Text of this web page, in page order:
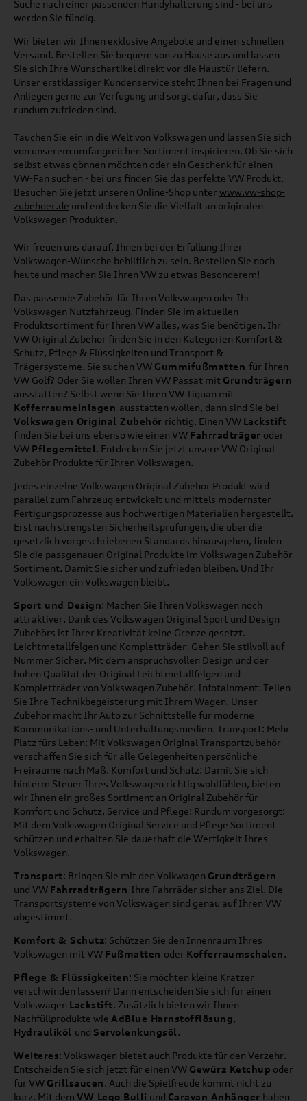
Suche nach einer passenden Handyhalterung sind - bei uns
werden Sie fündig.
Wir bieten wir Ihnen exklusive Angebote und einen schnellen
Versand. Bestellen Sie bequem von zu Hause aus und lassen
Sie sich Ihre Wunschartikel direkt vor die Haustür liefern.
Unser erstklassiger Kundenservice steht Ihnen bei Fragen und
Anliegen gerne zur Verfügung und sorgt dafür, dass Sie
rundum zufrieden sind.
Tauchen Sie ein in die Welt von Volkswagen und lassen Sie sich
von unserem umfangreichen Sortiment inspirieren. Ob Sie sich
selbst etwas gönnen möchten oder ein Geschenk für einen
VW-Fan suchen - bei uns finden Sie das perfekte VW Produkt.
Besuchen Sie jetzt unseren Online-Shop unter www.vw-shop-
zubehoer.de und entdecken Sie die Vielfalt an originalen
Volkswagen Produkten.
Wir freuen uns darauf, Ihnen bei der Erfüllung Ihrer
Volkswagen-Wünsche behilflich zu sein. Bestellen Sie noch
heute und machen Sie Ihren VW zu etwas Besonderem!
Das passende Zubehör für Ihren Volkswagen oder Ihr
Volkswagen Nutzfahrzeug. Finden Sie im aktuellen
Produktsortiment für Ihren VW alles, was Sie benötigen. Ihr
VW Original Zubehör finden Sie in den Kategorien Komfort &
Schutz, Pflege & Flüssigkeiten und Transport &
Trägersysteme. Sie suchen VW Gummifußmatten für Ihren
VW Golf? Oder Sie wollen Ihren VW Passat mit Grundträgern
ausstatten? Selbst wenn Sie Ihren VW Tiguan mit
Kofferraumeinlagen ausstatten wollen, dann sind Sie bei
Volkswagen Original Zubehör richtig. Einen VW Lackstift
finden Sie bei uns ebenso wie einen VW Fahrradträger oder
VW Pflegemittel. Entdecken Sie jetzt unsere VW Original
Zubehör Produkte für Ihren Volkswagen.
Jedes einzelne Volkswagen Original Zubehör Produkt wird
parallel zum Fahrzeug entwickelt und mittels modernster
Fertigungsprozesse aus hochwertigen Materialien hergestellt.
Erst nach strengsten Sicherheitsprüfungen, die über die
gesetzlich vorgeschriebenen Standards hinausgehen, finden
Sie die passgenauen Original Produkte im Volkswagen Zubehör
Sortiment. Damit Sie sicher und zufrieden bleiben. Und Ihr
Volkswagen ein Volkswagen bleibt.
Sport und Design: Machen Sie Ihren Volkswagen noch
attraktiver. Dank des Volkswagen Original Sport und Design
Zubehörs ist Ihrer Kreativität keine Grenze gesetzt.
Leichtmetallfelgen und Kompletträder: Gehen Sie stilvoll auf
Nummer Sicher. Mit dem anspruchsvollen Design und der
hohen Qualität der Original Leichtmetallfelgen und
Kompletträder von Volkswagen Zubehör. Infotainment: Teilen
Sie Ihre Technikbegeisterung mit Ihrem Wagen. Unser
Zubehör macht Ihr Auto zur Schnittstelle für moderne
Kommunikations- und Unterhaltungsmedien. Transport: Mehr
Platz fürs Leben: Mit Volkswagen Original Transportzubehör
verschaffen Sie sich für alle Gelegenheiten persönliche
Freiräume nach Maß. Komfort und Schutz: Damit Sie sich
hinterm Steuer Ihres Volkswagen richtig wohlfühlen, bieten
wir Ihnen ein großes Sortiment an Original Zubehör für
Komfort und Schutz. Service und Pflege: Rundum vorgesorgt:
Mit dem Volkswagen Original Service und Pflege Sortiment
schützen und erhalten Sie dauerhaft die Wertigkeit Ihres
Volkswagen.
Transport: Bringen Sie mit den Volkwagen Grundträgern
und VW Fahrradträgern Ihre Fahrräder sicher ans Ziel. Die
Transportsysteme von Volkswagen sind genau auf Ihren VW
abgestimmt.
Komfort & Schutz: Schützen Sie den Innenraum Ihres
Volkswagen mit VW Fußmatten oder Kofferraumschalen.
Pflege & Flüssigkeiten: Sie möchten kleine Kratzer
verschwinden lassen? Dann entscheiden Sie sich für einen
Volkswagen Lackstift. Zusätzlich bieten wir Ihnen
Nachfüllprodukte wie AdBlue Harnstofflösung,
Hydrauliköl und Servolenkungsöl.
Weiteres: Volkswagen bietet auch Produkte für den Verzehr.
Entscheiden Sie sich jetzt für einen VW Gewürz Ketchup oder
für VW Grillsaucen. Auch die Spielfreude kommt nicht zu
kurz. Mit dem VW Lego Bulli und Caravan Anhänger haben